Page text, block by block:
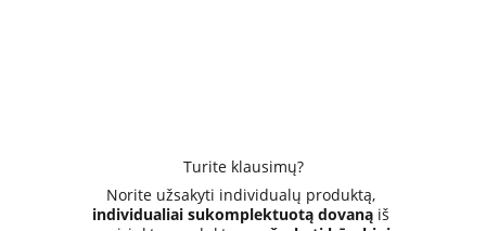
Turite klausimų?
Norite užsakyti individualų produktą,
individualiai sukomplektuotą dovaną iš